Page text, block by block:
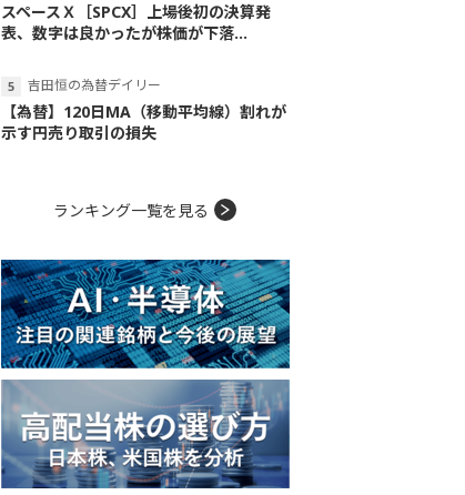
スペースＸ［SPCX］上場後初の決算発
表、数字は良かったが株価が下落...
吉田恒の為替デイリー
【為替】120日MA（移動平均線）割れが
示す円売り取引の損失
ランキング一覧を見る